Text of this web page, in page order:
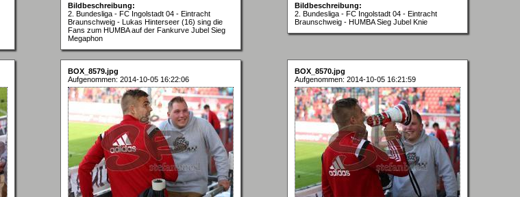
Bildbeschreibung:
2. Bundesliga - FC Ingolstadt 04 - Eintracht
Braunschweig - Lukas Hinterseer (16) sing die
Fans zum HUMBA auf der Fankurve Jubel Sieg
Megaphon
Bildbeschreibung:
2. Bundesliga - FC Ingolstadt 04 - Eintracht
Braunschweig - HUMBA Sieg Jubel Knie
BOX_8579.jpg
Aufgenommen: 2014-10-05 16:22:06
BOX_8570.jpg
Aufgenommen: 2014-10-05 16:21:59